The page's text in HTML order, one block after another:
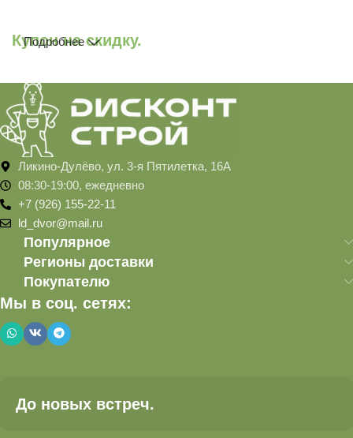
Купон на скидку.
Подробнее
Ликино-Дулёво, ул. 3-я Пятилетка, 16А
08:30-19:00, ежедневно
+7 (926) 155-22-11
ld_dvor@mail.ru
Популярное
Регионы доставки
Покупателю
Мы в соц. сетях:
До новых встреч.